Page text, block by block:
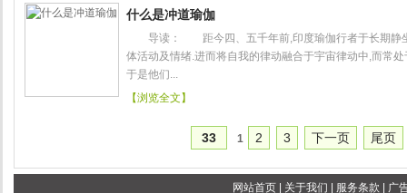
什么是冲道瑜伽
导读： 距今四、五千年前,印度瑜伽行者于长期静坐
体活动及情绪.进而将自我的律动融合于宇宙律动中,而常
于是他们...
【浏览全文】
33 1 2 3 下一页 尾页
网站首页| 关于我们 服务条款 广